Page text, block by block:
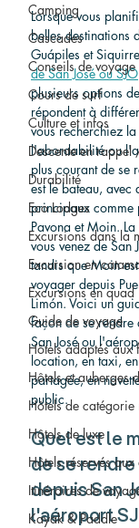
Camping
Cascades
Conseils de voyage
Cours de surf
Culture et infos
Descente en
Durabilité
Eco Lodges
Excursions dans la
Excursion en
Excursions en quad
Guide de voyage
Hôtels adaptés aux
Hôtels et auberges
Hôtels de catégorie
Hôtels de luxe
Hôtels réservés aux
Itinéraires de
Kayak & Paddle
Lorsque vous
belles destinations
Guápiles et
de San José ou SJO
plusieurs options
répondent à
vous recherchiez
l'abordabilité ou
plus courant de se
est le bateau, avec
principaux comme
Pavona et Moin.
vous venez de San
tandis que Moin
voyager depuis
Limón. Voici un
façon de se rendre
San José ou
location, en taxi,
partagée, en
public.
Quel est le
de se
depuis San
l'aéroport